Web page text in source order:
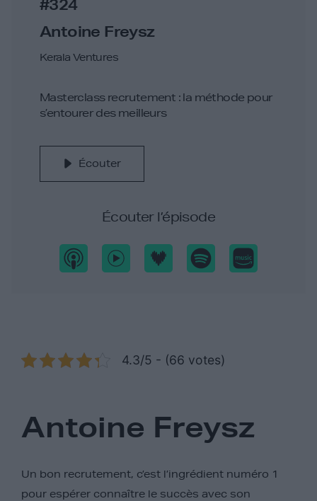
#324
Antoine Freysz
Kerala Ventures
Masterclass recrutement : la méthode pour
s’entourer des meilleurs
Écouter
Écouter l’épisode
4.3/5 - (66 votes)
Antoine Freysz
Un bon recrutement, c’est l’ingrédient numéro 1
pour espérer connaître le succès avec son